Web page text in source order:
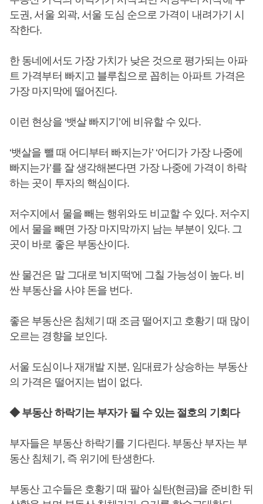
도권, 서울 외곽, 서울 도심 순으로 가격이 내려가기 시
작한다.
한 동네에서도 가장 가치가 낮은 것으로 평가되는 아파
트 가격부터 빠지고 블루칩으로 꼽히는 아파트 가격은
가장 마지막에 떨어진다.
이런 현상을 ‘뱃살 빠지기’에 비유할 수 있다.
‘뱃살을 뺄 때 어디부터 빠지는가’ ‘어디가 가장 나중에
빠지는가’를 잘 생각해본다면 가장 나중에 가격이 하락
하는 곳이 투자의 핵심이다.
저수지에서 물을 빼는 행위와도 비교할 수 있다. 저수지
에서 물을 빼면 가장 마지막까지 남는 부분이 있다. 그
곳이 바로 좋은 부동산이다.
싼 물건은 말 그대로 '비지떡'에 그칠 가능성이 높다. 비
싼 부동산을 사야 돈을 번다.
좋은 부동산은 침체기 때 조금 떨어지고 호황기 때 많이
오르는 경향을 보인다.
서울 도심이나 재개발 지분, 임대료가 상승하는 부동산
의 가격은 떨어지는 법이 없다.
◆ 부동산 하락기는 부자가 될 수 있는 절호의 기회다
부자들은 부동산 하락기를 기다린다. 부동산 부자는 부
동산 침체기, 즉 위기에 탄생한다.
부동산 고수들은 호황기 때 팔아 실탄(현금)을 준비한 뒤